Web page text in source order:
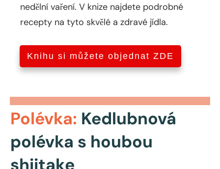
nedělní vaření. V knize najdete podrobné
recepty na tyto skvělé a zdravé jídla.
Knihu si můžete objednat ZDE
Polévka: Kedlubnová
polévka s houbou